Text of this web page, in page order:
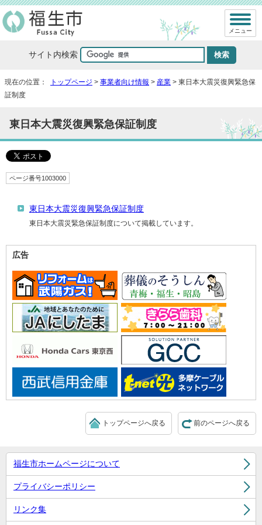
サイト内検索
メニュー
現在の位置： トップページ > 事業者向け情報 > 産業 > 東日本大震災復興緊急保
証制度
東日本大震災復興緊急保証制度
ページ番号1003000
東日本大震災復興緊急保証制度
東日本大震災緊急保証制度について掲載しています。
広告
前のページへ戻る
トップページへ戻る
福生市ホームページについて
プライバシーポリシー
リンク集